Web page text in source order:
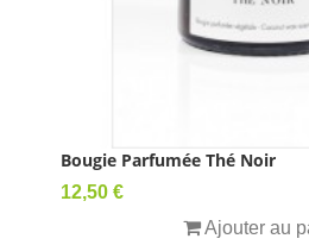
Bougie Parfumée Thé Noir
Prix
12,50 €
Ajouter au